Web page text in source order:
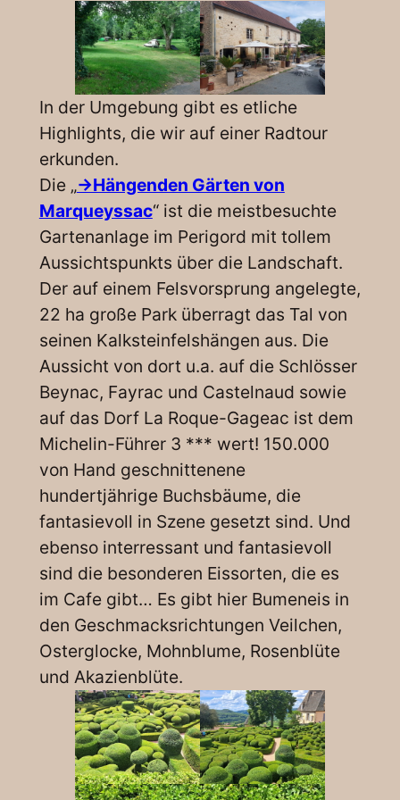
In der Umgebung gibt es etliche
Highlights, die wir auf einer Radtour
erkunden.
Die „->Hängenden Gärten von
Marqueyssac“ ist die meistbesuchte
Gartenanlage im Perigord mit tollem
Aussichtspunkts über die Landschaft.
Der auf einem Felsvorsprung angelegte,
22 ha große Park überragt das Tal von
seinen Kalksteinfelshängen aus. Die
Aussicht von dort u.a. auf die Schlösser
Beynac, Fayrac und Castelnaud sowie
auf das Dorf La Roque-Gageac ist dem
Michelin-Führer 3 *** wert! 150.000
von Hand geschnittenene
hundertjährige Buchsbäume, die
fantasievoll in Szene gesetzt sind. Und
ebenso interressant und fantasievoll
sind die besonderen Eissorten, die es
im Cafe gibt… Es gibt hier Bumeneis in
den Geschmacksrichtungen Veilchen,
Osterglocke, Mohnblume, Rosenblüte
und Akazienblüte.